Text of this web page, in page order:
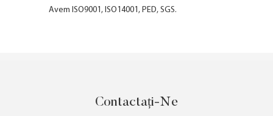
Avem ISO9001, ISO14001, PED, SGS.
Contactați-Ne